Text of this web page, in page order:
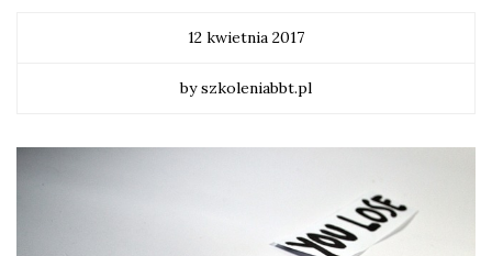
12 kwietnia 2017
by szkoleniabbt.pl